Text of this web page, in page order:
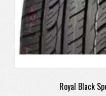
Royal Black